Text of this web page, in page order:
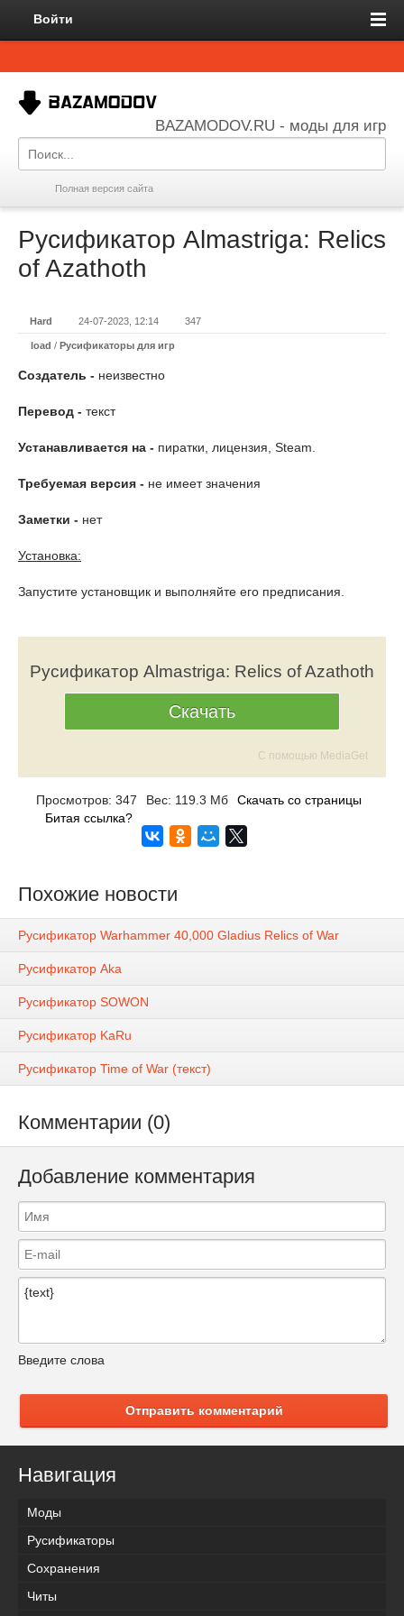
Войти
BAZAMODOV.RU - моды для игр
Полная версия сайта
Русификатор Almastriga: Relics
of Azathoth
Hard 24-07-2023, 12:14 347
load / Русификаторы для игр
Создатель - неизвестно
Перевод - текст
Устанавливается на - пиратки, лицензия, Steam.
Требуемая версия - не имеет значения
Заметки - нет
Установка:
Запустите установщик и выполняйте его предписания.
Русификатор Almastriga: Relics of Azathoth
Скачать
С помощью MediaGet
Просмотров: 347 Вес: 119.3 Мб
Скачать со страницы
Битая ссылка?
Похожие новости
Русификатор Warhammer 40,000 Gladius Relics of War
Русификатор Aka
Русификатор SOWON
Русификатор KaRu
Русификатор Time of War (текст)
Комментарии (0)
Добавление комментария
Введите слова
Отправить комментарий
Навигация
Моды
Русификаторы
Сохранения
Читы